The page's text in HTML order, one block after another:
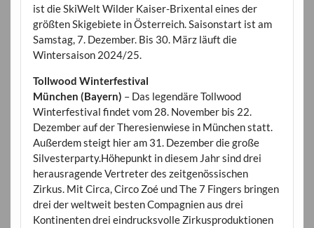
ist die SkiWelt Wilder Kaiser-Brixental eines der
größten Skigebiete in Österreich. Saisonstart ist am
Samstag, 7. Dezember. Bis 30. März läuft die
Wintersaison 2024/25.
Tollwood Winterfestival
München (Bayern) – Das legendäre Tollwood
Winterfestival findet vom 28. November bis 22.
Dezember auf der Theresienwiese in München statt.
Außerdem steigt hier am 31. Dezember die große
Silvesterparty.Höhepunkt in diesem Jahr sind drei
herausragende Vertreter des zeitgenössischen
Zirkus. Mit Circa, Circo Zoé und The 7 Fingers bringen
drei der weltweit besten Compagnien aus drei
Kontinenten drei eindrucksvolle Zirkusproduktionen